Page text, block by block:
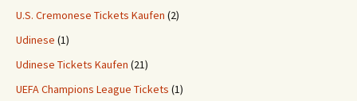
U.S. Cremonese Tickets Kaufen (2)
Udinese (1)
Udinese Tickets Kaufen (21)
UEFA Champions League Tickets (1)